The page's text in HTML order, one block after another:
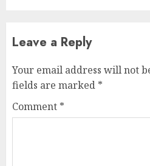
Leave a Reply
Your email address will not
fields are marked *
Comment *